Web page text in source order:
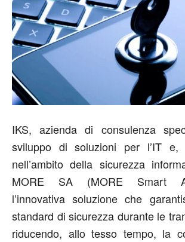
IKS, azienda di consulenza
sviluppo di soluzioni per l’IT e,
nell’ambito della sicurezza
MORE SA (MORE Smart
l’innovativa soluzione che
standard di sicurezza durante le
riducendo, allo tesso tempo, la